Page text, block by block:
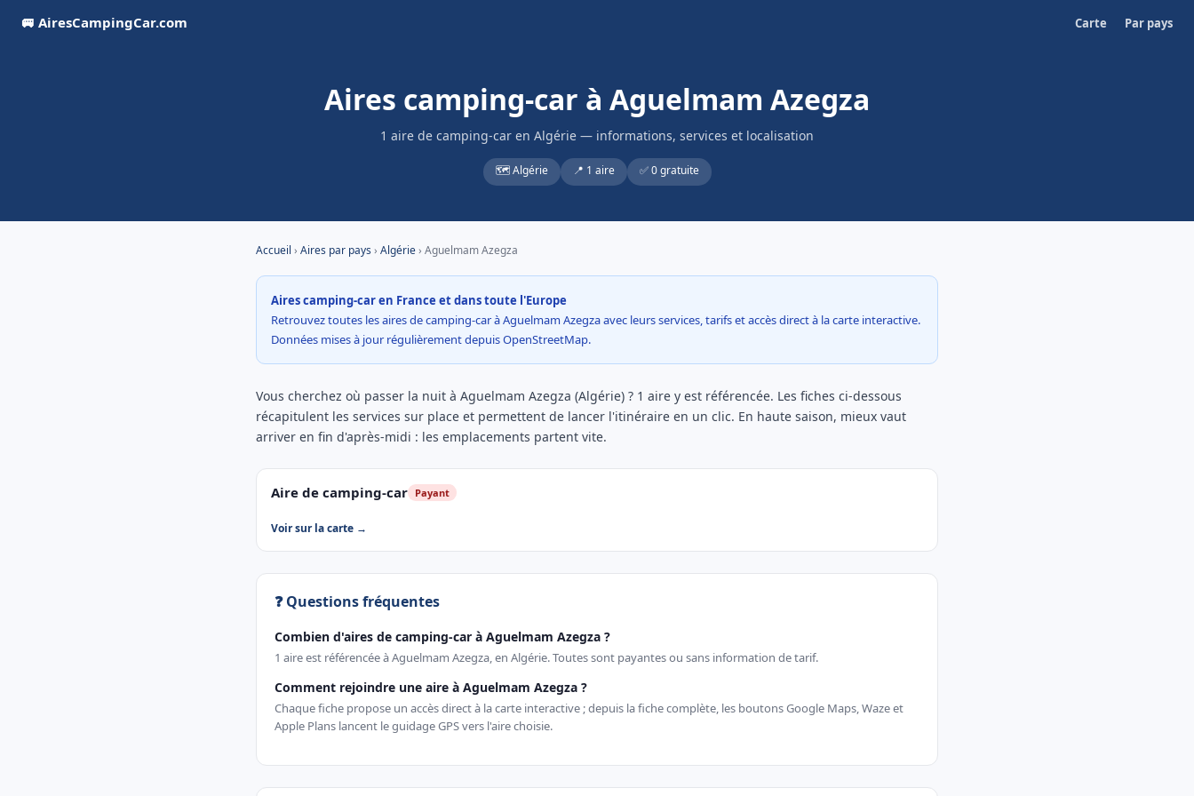
🚐 AiresCampingCar.com Carte Par pays
Aires camping-car à Aguelmam Azegza
1 aire de camping-car en Algérie — informations, services et localisation
🗺️ Algérie 📍 1 aire ✅ 0 gratuite
Accueil › Aires par pays› Algérie› Aguelmam Azegza
Aires camping-car en France et dans toute l'Europe
Retrouvez toutes les aires de camping-car à Aguelmam Azegza avec leurs services, tarifs et accès direct à la carte interactive.
Données mises à jour régulièrement depuis OpenStreetMap.
Vous cherchez où passer la nuit à Aguelmam Azegza (Algérie) ? 1 aire y est référencée. Les fiches ci-dessous
récapitulent les services sur place et permettent de lancer l'itinéraire en un clic. En haute saison, mieux vaut
arriver en fin d'après-midi : les emplacements partent vite.
Aire de camping-car Payant
Voir sur la carte →
❓ Questions fréquentes
Combien d'aires de camping-car à Aguelmam Azegza ?
1 aire est référencée à Aguelmam Azegza, en Algérie. Toutes sont payantes ou sans information de tarif.
Comment rejoindre une aire à Aguelmam Azegza ?
Chaque fiche propose un accès direct à la carte interactive ; depuis la fiche complète, les boutons Google Maps, Waze et
Apple Plans lancent le guidage GPS vers l'aire choisie.